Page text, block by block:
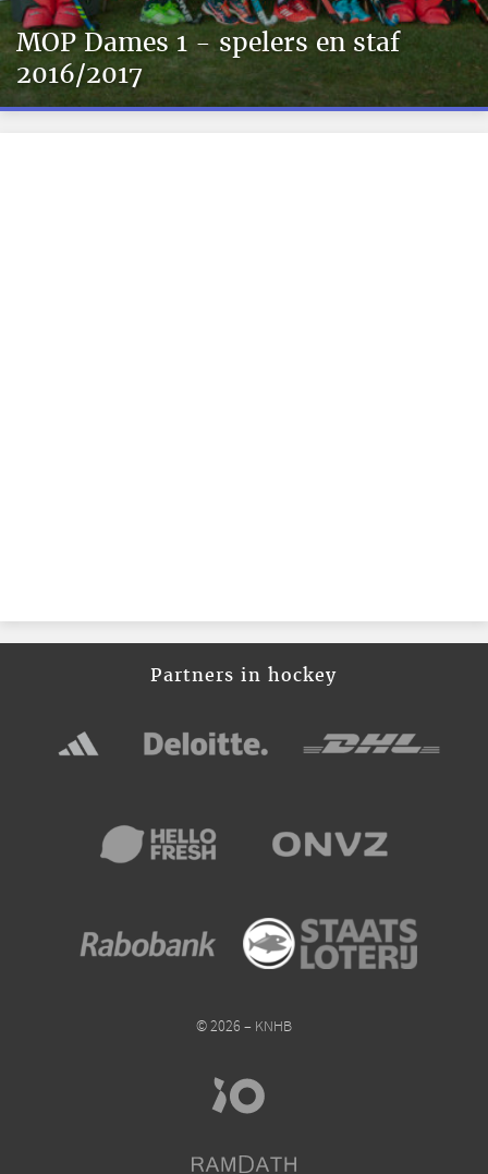
MOP Dames 1 - spelers en staf
2016/2017
Partners in hockey
© 2026 – KNHB